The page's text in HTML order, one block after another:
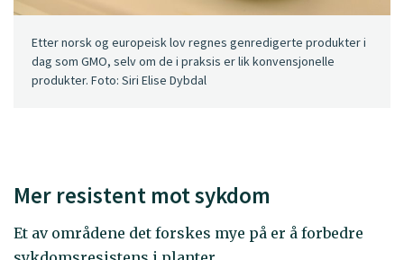
Etter norsk og europeisk lov regnes genredigerte produkter i
dag som GMO, selv om de i praksis er lik konvensjonelle
produkter. Foto: Siri Elise Dybdal
Mer resistent mot sykdom
Et av områdene det forskes mye på er å forbedre